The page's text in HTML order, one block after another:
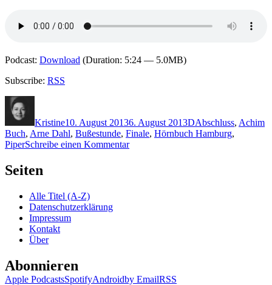
Podcast: Download (Duration: 5:24 — 5.0MB)
Subscribe: RSS
Kristine10. August 20136. August 2013DAbschluss, Achim
Buch, Arne Dahl, Bußestunde, Finale, Hörnbuch Hamburg,
PiperSchreibe einen Kommentarzu
Seiten
Alle Titel (A-Z)
Datenschutzerklärung
Impressum
Kontakt
Über
Abonnieren
Apple PodcastsSpotifyAndroidby EmailRSS